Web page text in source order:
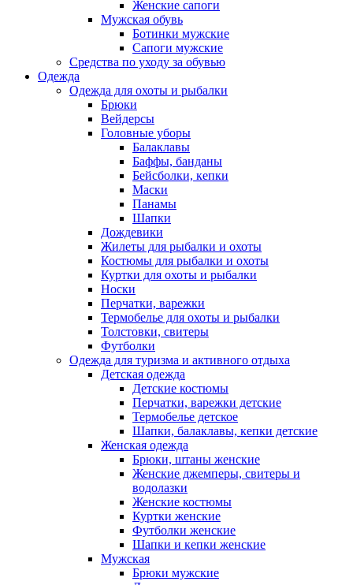
Женские сапоги
Мужская обувь
Ботинки мужские
Сапоги мужские
Средства по уходу за обувью
Одежда
Одежда для охоты и рыбалки
Брюки
Вейдерсы
Головные уборы
Балаклавы
Баффы, банданы
Бейсболки, кепки
Маски
Панамы
Шапки
Дождевики
Жилеты для рыбалки и охоты
Костюмы для рыбалки и охоты
Куртки для охоты и рыбалки
Носки
Перчатки, варежки
Термобелье для охоты и рыбалки
Толстовки, свитеры
Футболки
Одежда для туризма и активного отдыха
Детская одежда
Детские костюмы
Перчатки, варежки детские
Термобелье детское
Шапки, балаклавы, кепки детские
Женская одежда
Брюки, штаны женские
Женские джемперы, свитеры и
водолазки
Женские костюмы
Куртки женские
Футболки женские
Шапки и кепки женские
Мужская
Брюки мужские